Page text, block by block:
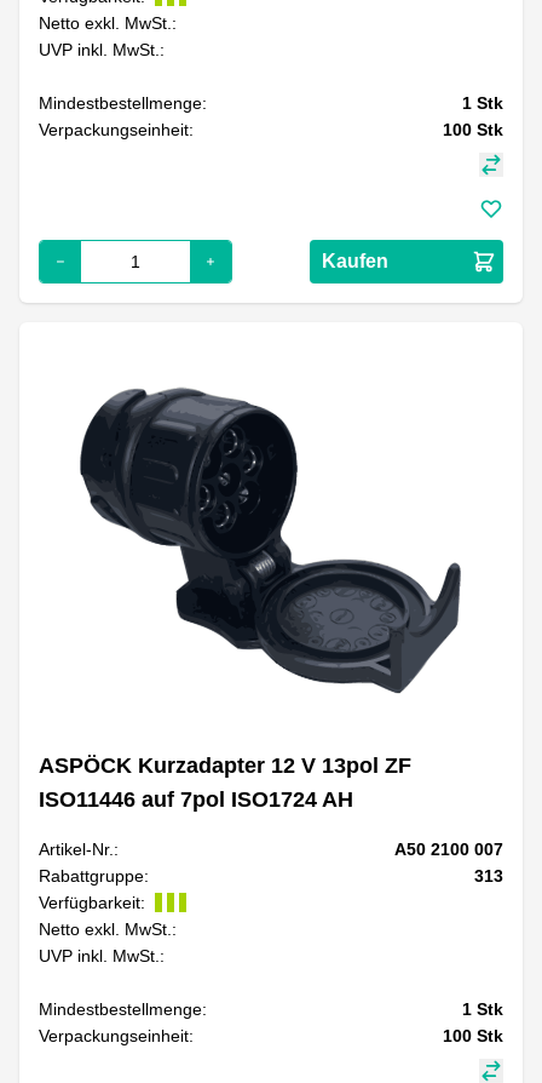
Netto exkl. MwSt.:
UVP inkl. MwSt.:
Mindestbestellmenge: 1 Stk
Verpackungseinheit:
100 Stk
Kaufen
ASPÖCK Kurzadapter 12 V 13pol ZF
ISO11446 auf 7pol ISO1724 AH
Artikel-Nr.:
A50 2100 007
Rabattgruppe:
313
Verfügbarkeit:
Netto exkl. MwSt.:
UVP inkl. MwSt.:
Mindestbestellmenge: 1 Stk
Verpackungseinheit:
100 Stk